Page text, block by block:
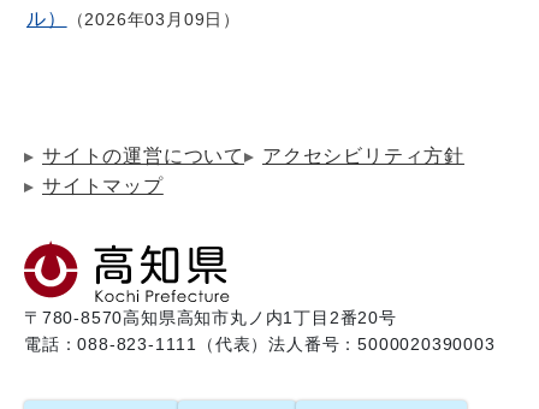
ル）
2026年03月09日
サイトの運営について
アクセシビリティ方針
サイトマップ
〒780-8570高知県高知市丸ノ内1丁目2番20号
電話：088-823-1111（代表）法人番号：5000020390003